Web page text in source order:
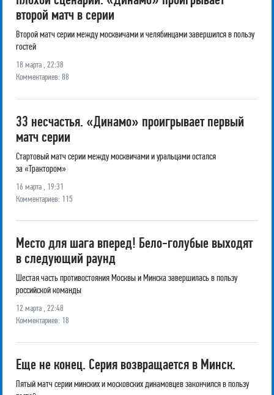
второй матч в серии
Второй матч серии между москвичами и челябинцами завершился в пользу
гостей
18 марта , 22:38
Комментариев: 88
33 несчастья. «Динамо» проигрывает первый
матч серии
Стартовый матч серии между москвичами и уральцами остался
за «Трактором»
16 марта , 19:31
Комментариев: 115
Место для шага вперед! Бело-голубые выходят
в следующий раунд
Шестая часть противостояния Москвы и Минска завершилась в пользу
российской команды
12 марта , 22:48
Комментариев: 18
Еще не конец. Серия возвращается в Минск.
Пятый матч серии минских и московских динамовцев закончился в пользу